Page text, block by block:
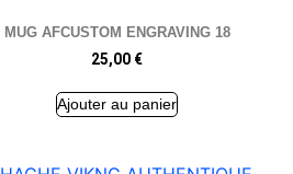
MUG AFCUSTOM ENGRAVING 18
25,00 €
Ajouter au panier